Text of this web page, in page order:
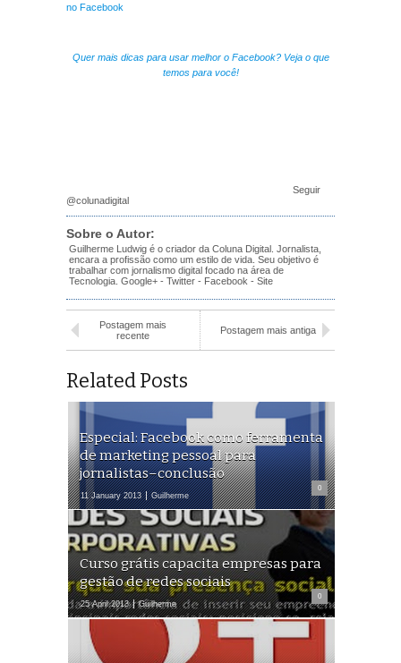
no Facebook
Quer mais dicas para usar melhor o Facebook? Veja o que
temos para você!
Seguir
@colunadigital
Sobre o Autor:
Guilherme Ludwig é o criador da Coluna Digital. Jornalista,
encara a profissão como um estilo de vida. Seu objetivo é
trabalhar com jornalismo digital focado na área de
Tecnologia. Google+ - Twitter - Facebook - Site
Postagem mais
recente
Postagem mais antiga
Related Posts
Especial: Facebook como ferramenta
de marketing pessoal para
jornalistas–conclusão
11 January 2013 Guilherme
0
Curso grátis capacita empresas para
gestão de redes sociais
25 April 2013 Guilherme
0